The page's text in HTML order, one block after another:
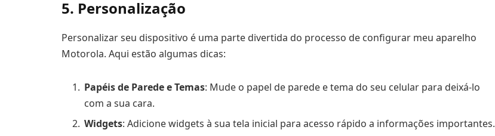
5. Personalização
Personalizar seu dispositivo é uma parte divertida do processo de configurar meu aparelho
Motorola. Aqui estão algumas dicas:
Papéis de Parede e Temas: Mude o papel de parede e tema do seu celular para deixá-lo
com a sua cara.
Widgets: Adicione widgets à sua tela inicial para acesso rápido a informações importantes.